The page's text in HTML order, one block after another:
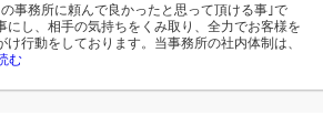
事務所に頼んで良かったと思って頂ける事｣で
にし、相手の気持ちをくみ取り、全力でお客様を
行動をしております。当事務所の社内体制は、
む